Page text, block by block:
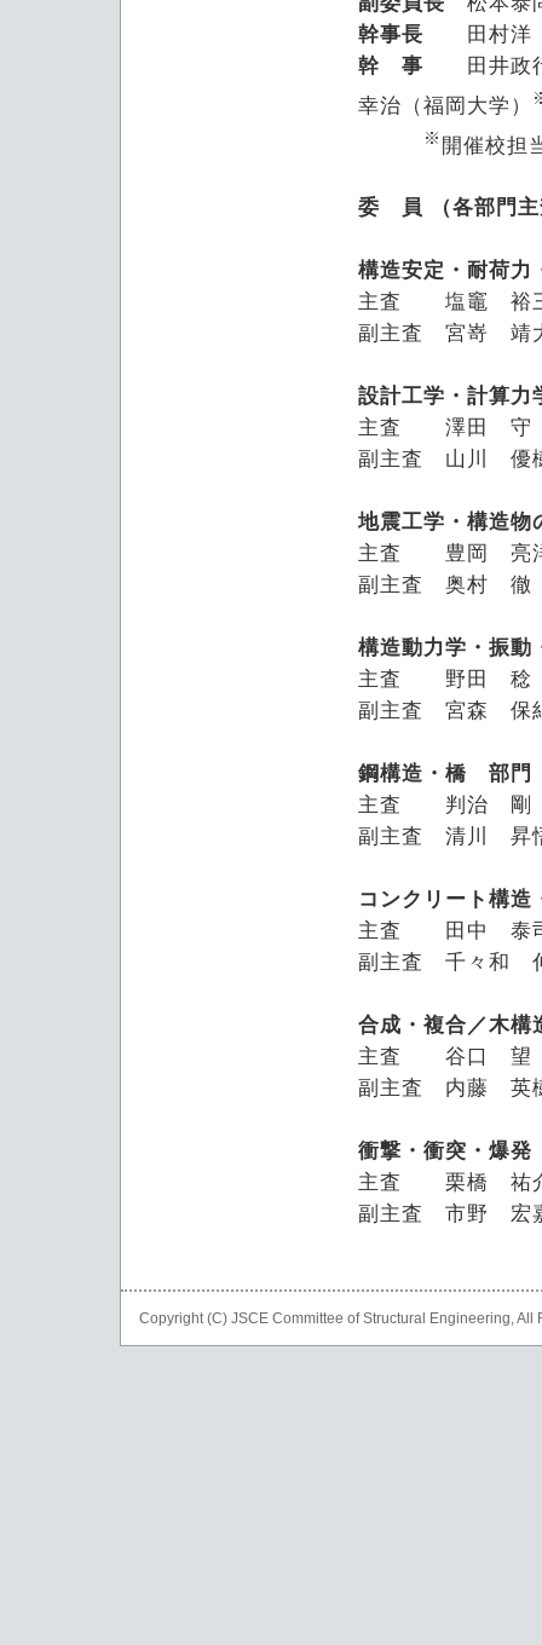
幹事長 田村洋（
幹 事 田井政行
幸治（福岡大学）
※ 開催校担
委 員 （各部門主
構造安定・耐荷
主査 塩竈 裕三
副主査 宮嵜 靖
設計工学・計算
主査 澤田 守
副主査 山川 優
地震工学・構造
主査 豊岡 亮洋
副主査 奥村 徹
構造動力学・振
主査 野田 稔
副主査 宮森 保
鋼構造・橋 部門
主査 判治 剛
副主査 清川 昇
コンクリート構
主査 田中 泰司
副主査 千々和
合成・複合／木
主査 谷口 望
副主査 内藤 英
衝撃・衝突・爆
主査 栗橋 祐
副主査 市野 宏
Copyright (C) JSCE Committee of Structural Engineering,